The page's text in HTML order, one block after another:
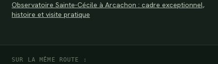
Observatoire Sainte-Cécile à Arcachon : cadre exceptionnel,
histoire et visite pratique
SUR LA MÊME ROUTE :